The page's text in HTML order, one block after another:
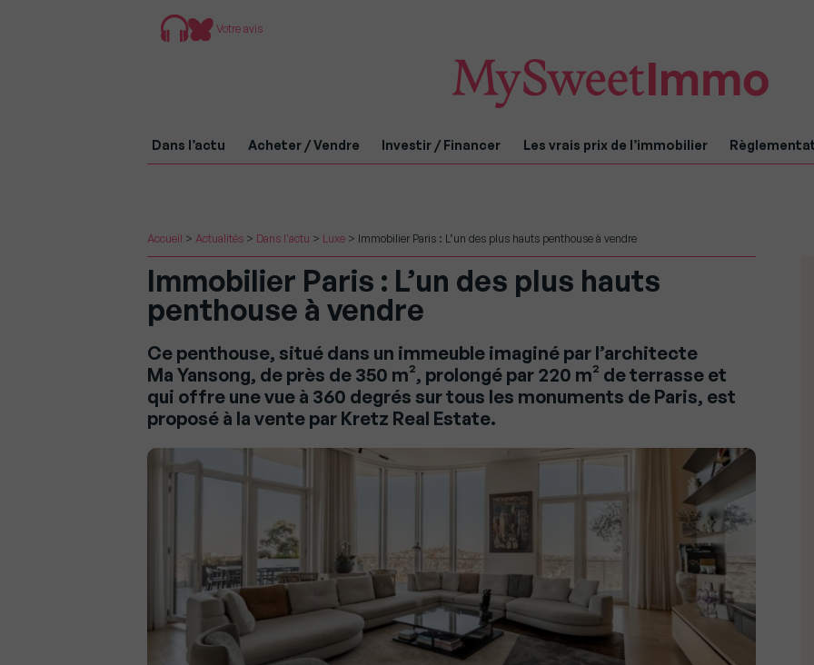
Votre avis
Dans l’actu Acheter / Vendre Investir / Financer Les vrais prix de l’immobilier
Accueil > Actualités > Dans l'actu > Luxe > Immobilier Paris : L’un des plus hauts penthouse à vendre
Immobilier Paris : L’un des plus hauts
penthouse à vendre
Ce penthouse, situé dans un immeuble imaginé par l’architecte
Ma Yansong, de près de 350 m², prolongé par 220 m² de terrasse et
qui offre une vue à 360 degrés sur tous les monuments de Paris, est
proposé à la vente par Kretz Real Estate.